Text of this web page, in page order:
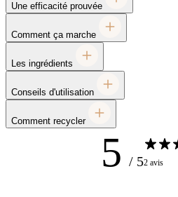
Une efficacité prouvée
Comment ça marche
Les ingrédients
Conseils d'utilisation
Comment recycler
5 / 52 avis